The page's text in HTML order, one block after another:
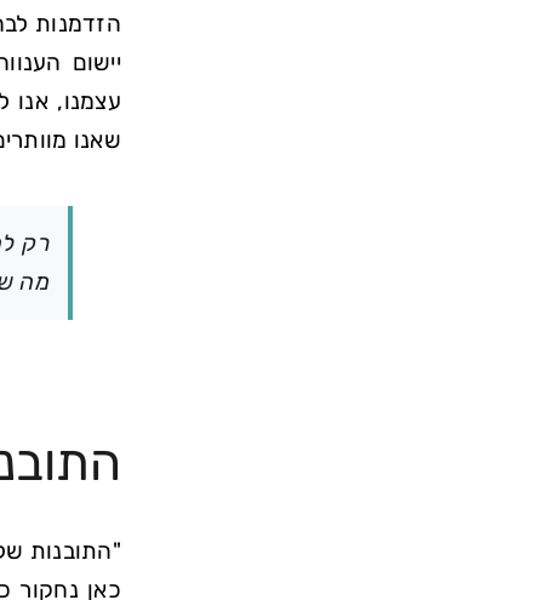
הזדמנות
יישום
עצמנו, אנו
שאנו
רק
מה
"התובנות
כאן נחקור